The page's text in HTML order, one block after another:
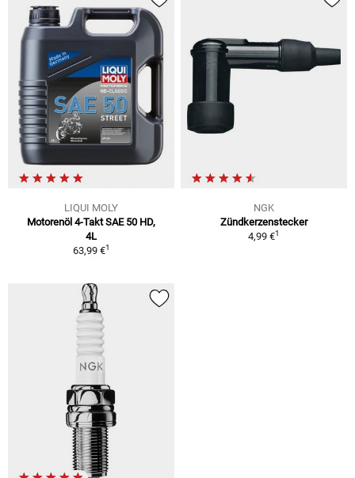
LIQUI MOLY
Motorenöl 4-Takt SAE 50 HD,
4L
63,99 €1
NGK
Zündkerzenstecker
4,99 €1